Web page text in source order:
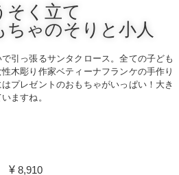
そく立て
ゃのそりと小人
引っ張るサンタクロース。全ての子ども
木彫り作家ベティーナフランケの手作り
プレゼントのおもちゃがいっぱい！ 大き
ますね。
¥ 8,910